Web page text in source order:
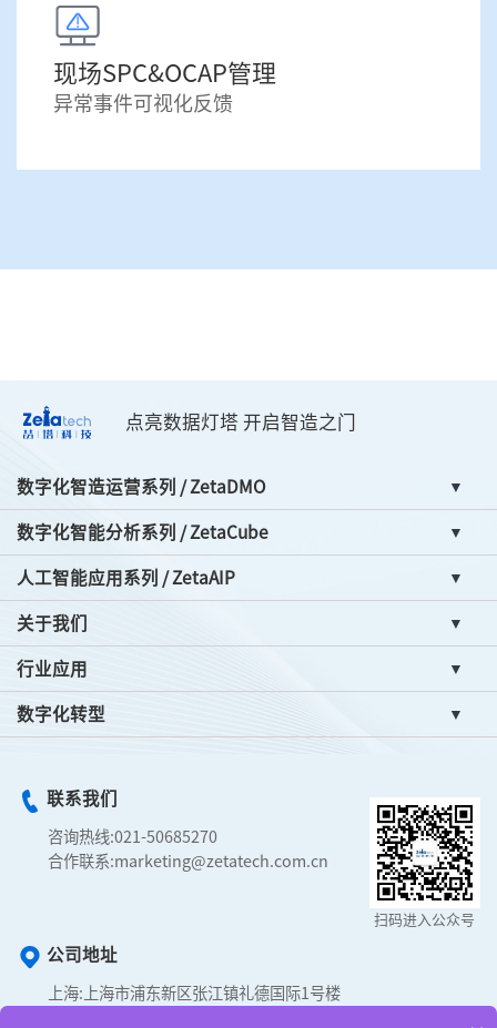
现场SPC&OCAP管理
异常事件可视化反馈
点亮数据灯塔 开启智造之门
数字化智造运营系列 / ZetaDMO
数字化智能分析系列 / ZetaCube
人工智能应用系列 / ZetaAIP
关于我们
行业应用
数字化转型
联系我们
咨询热线:021-50685270
合作联系:marketing@zetatech.com.cn
扫码进入公众号
公司地址
上海: 上海市浦东新区张江镇礼德国际1号楼